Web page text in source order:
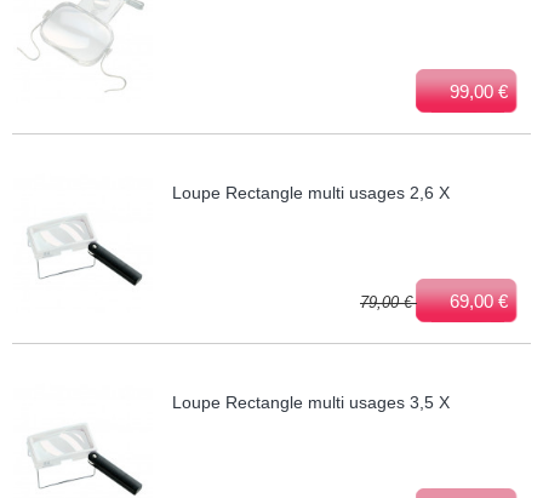
99,00 €
Loupe Rectangle multi usages 2,6 X
79,00 € 69,00 €
Loupe Rectangle multi usages 3,5 X